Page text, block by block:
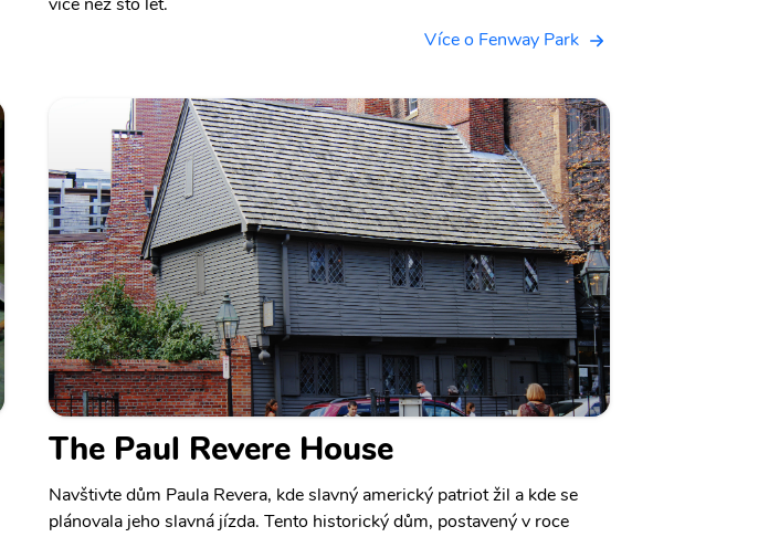
Více o Fenway Park
The Paul Revere House
Navštivte dům Paula Revera, kde slavný americký patriot žil a kde se
plánovala jeho slavná jízda. Tento historický dům, postavený v roce